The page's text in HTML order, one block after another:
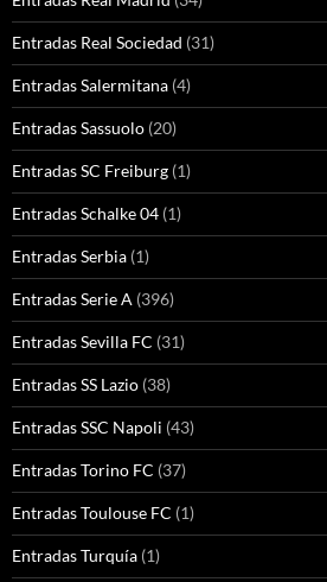
Entradas Real Sociedad (31)
Entradas Salermitana (4)
Entradas Sassuolo (20)
Entradas SC Freiburg (1)
Entradas Schalke 04 (1)
Entradas Serbia (1)
Entradas Serie A (396)
Entradas Sevilla FC (31)
Entradas SS Lazio (38)
Entradas SSC Napoli (43)
Entradas Torino FC (37)
Entradas Toulouse FC (1)
Entradas Turquía (1)